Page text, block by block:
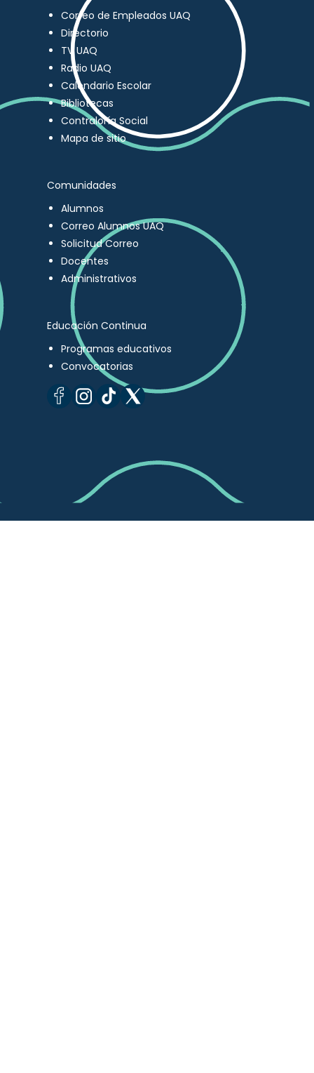
Correo de Empleados UAQ
Directorio
TV UAQ
Radio UAQ
Calendario Escolar
Bibliotecas
Contraloría Social
Mapa de sitio
Comunidades
Alumnos
Correo Alumnos UAQ
Solicitud Correo
Docentes
Administrativos
Educación Continua
Programas educativos
Convocatorias